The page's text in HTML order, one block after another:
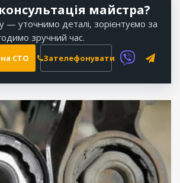
майстра?
— уточнимо деталі, зорієнтуємо за
зручний час.
СТО Зателефонувати